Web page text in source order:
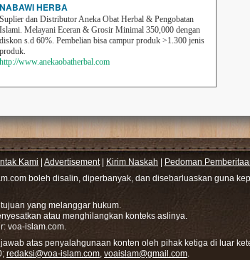
NABAWI HERBA
Suplier dan Distributor Aneka Obat Herbal & Pengobatan
Islami. Melayani Eceran & Grosir Minimal 350,000 dengan
diskon s.d 60%. Pembelian bisa campur produk >1.300 jenis
produk.
http://www.anekaobatherbal.com
Kami Advertisement| Kirim Naskah
Pedoman
boleh disalin, diperbanyak, dan disebarluaskan guna
yang melanggar hukum.
atau menghilangkan konteks aslinya.
voa-islam.com.
atas penyalahgunaan konten oleh pihak ketiga di luar
redaksi@voa-islam.com, voaislam@gmail.com.